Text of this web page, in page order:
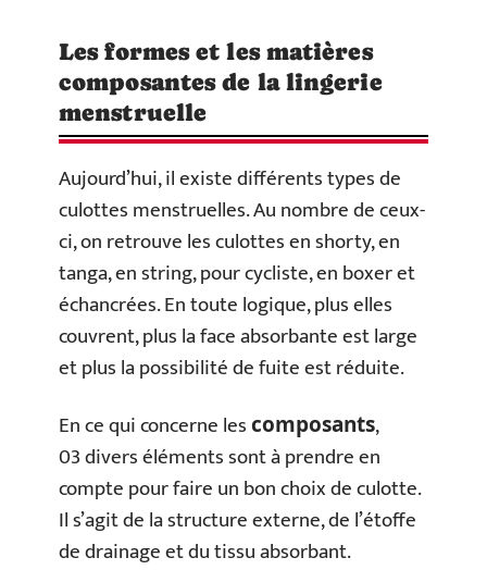
Les formes et les matières
composantes de la lingerie
menstruelle
Aujourd’hui, il existe différents types de
culottes menstruelles. Au nombre de ceux-
ci, on retrouve les culottes en shorty, en
tanga, en string, pour cycliste, en boxer et
échancrées. En toute logique, plus elles
couvrent, plus la face absorbante est large
et plus la possibilité de fuite est réduite.
En ce qui concerne lescomposants,
03 divers éléments sont à prendre en
compte pour faire un bon choix de culotte.
Il s’agit de la structure externe, de l’étoffe
de drainage et du tissu absorbant.